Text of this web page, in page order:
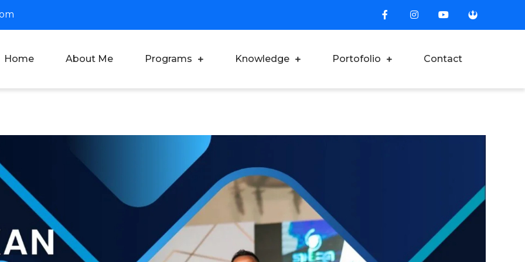
Dian Saputra
Corporate Trainer & Motivator Indonesia
Home About Me Programs Knowledge Portofolio Contact